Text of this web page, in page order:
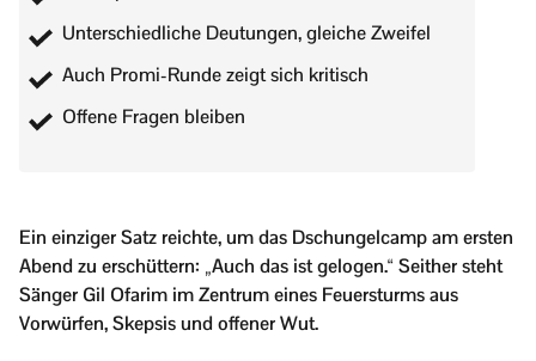
Unterschiedliche Deutungen, gleiche Zweifel
Auch Promi-Runde zeigt sich kritisch
Offene Fragen bleiben
Ein einziger Satz reichte, um das Dschungelcamp am ersten
Abend zu erschüttern: „Auch das ist gelogen.“ Seither steht
Sänger Gil Ofarim im Zentrum eines Feuersturms aus
Vorwürfen, Skepsis und offener Wut.